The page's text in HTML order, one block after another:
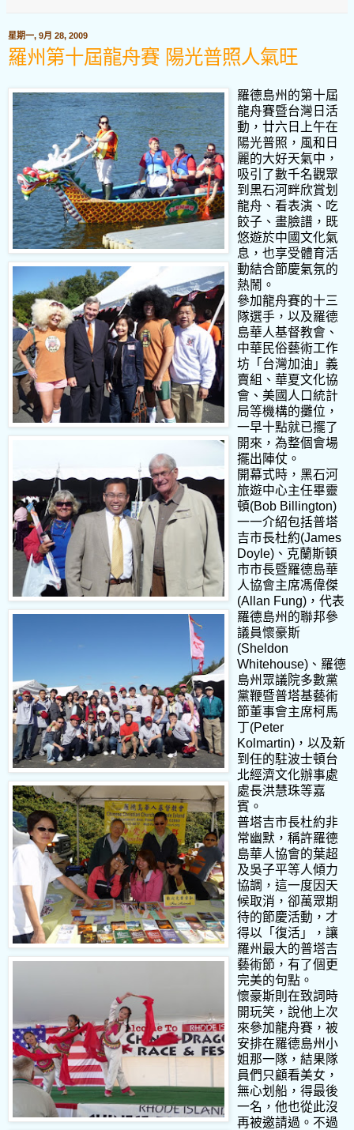
星期一, 9月 28, 2009
羅州第十屆龍舟賽 陽光普照人氣旺
羅德島州的第十屆
龍舟賽暨台灣日活
動，廿六日上午在
陽光普照，風和日
麗的大好天氣中，
吸引了數千名觀眾
到黑石河畔欣賞划
龍舟、看表演、吃
餃子、畫臉譜，既
悠遊於中國文化氣
息，也享受體育活
動結合節慶氣氛的
熱鬧。
參加龍舟賽的十三
隊選手，以及羅德
島華人基督教會、
中華民俗藝術工作
坊「台灣加油」義
賣組、華夏文化協
會、美國人口統計
局等機構的攤位，
一早十點就已擺了
開來，為整個會場
擺出陣仗。
開幕式時，黑石河
旅遊中心主任畢靈
頓(Bob Billington)
一一介紹包括普塔
吉市長杜約(James
Doyle)、克蘭斯頓
市市長暨羅德島華
人協會主席馮偉傑
(Allan Fung)，代表
羅德島州的聯邦參
議員懷豪斯
(Sheldon
Whitehouse)、羅德
島州眾議院多數黨
黨鞭暨普塔基藝術
節董事會主席柯馬
丁(Peter
Kolmartin)，以及新
到任的駐波士頓台
北經濟文化辦事處
處長洪慧珠等嘉
賓。
普塔吉市長杜約非
常幽默，稱許羅德
島華人協會的葉超
及吳子平等人傾力
協調，這一度因天
候取消，卻萬眾期
待的節慶活動，才
得以「復活」，讓
羅州最大的普塔吉
藝術節，有了個更
完美的句點。
懷豪斯則在致詞時
開玩笑，說他上次
來參加龍舟賽，被
安排在羅德島州小
姐那一隊，結果隊
員們只顧看美女，
無心划船，得最後
一名，他也從此沒
再被邀請過。不過